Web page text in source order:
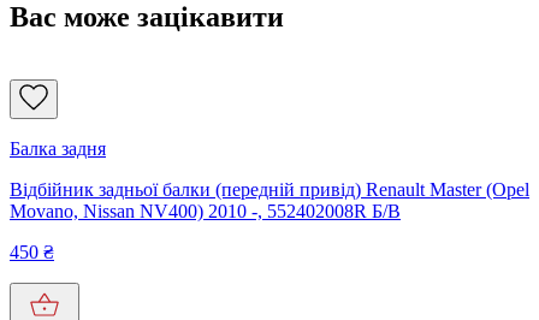
Вас може зацікавити
Балка задня
Відбійник задньої балки (передній привід) Renault Master (Opel
Movano, Nissan NV400) 2010 -, 552402008R Б/В
450 ₴